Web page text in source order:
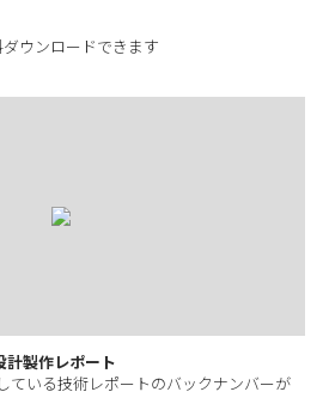
ウンロードできます
計製作レポート
ている技術レポートのバックナンバーが